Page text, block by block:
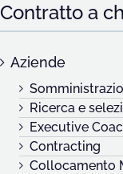
Contratto a
Aziende
Ricerca e
Executive
Contracting
Collocamento